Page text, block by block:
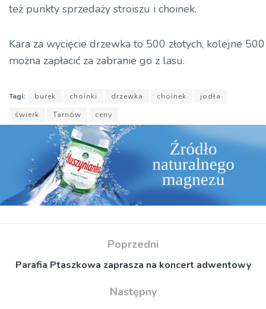
też punkty sprzedaży stroiszu i choinek.
Kara za wycięcie drzewka to 500 złotych, kolejne 500
można zapłacić za zabranie go z lasu.
Tagi: burek choinki drzewka choinek
jodła
świerk
Tarnów ceny
Poprzedni
Parafia Ptaszkowa zaprasza na koncert adwentowy
Następny